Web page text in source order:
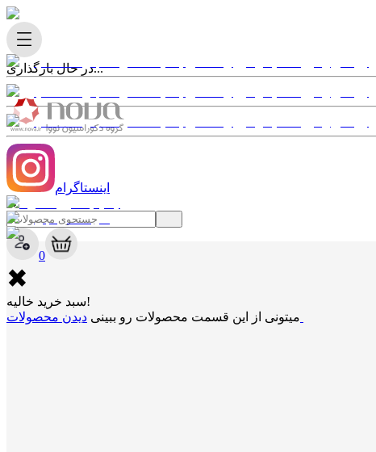
در حال بارگذاری...
✖
0
✖
سبد خرید خالیه!
میتونی از این قسمت محصولات رو ببینی
اینستاگرام